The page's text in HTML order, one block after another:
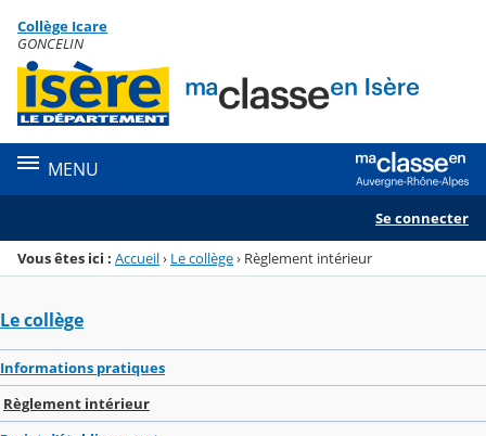
Menu de la rubrique
Contenu
Collège Icare
GONCELIN
MENU
Se connecter
Vous êtes ici : Accueil› Le collège› Règlement intérieur
Le collège
Informations pratiques
Règlement intérieur